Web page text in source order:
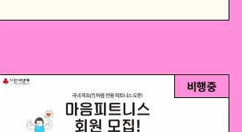
비행중